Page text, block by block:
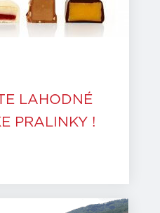
LAHODNÉ
PRALINKY !